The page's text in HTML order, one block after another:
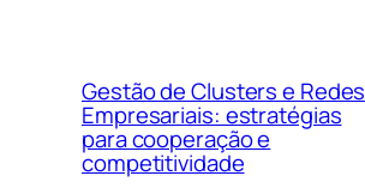
Gestão de Clusters e Redes
Empresariais: estratégias
para cooperação e
competitividade